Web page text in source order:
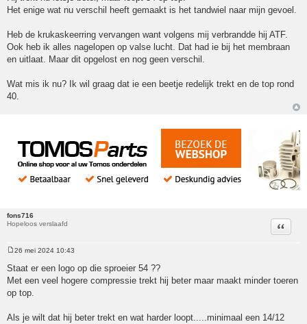
Het enige wat nu verschil heeft gemaakt is het tandwiel naar mijn gevoel.
Heb de krukaskeerring vervangen want volgens mij verbrandde hij ATF.
Ook heb ik alles nagelopen op valse lucht. Dat had ie bij het membraan
en uitlaat. Maar dit opgelost en nog geen verschil.
Wat mis ik nu? Ik wil graag dat ie een beetje redelijk trekt en de top rond
40.
fons716
Hopeloos verslaafd
Citeer
26 mei 2024 10:43
Staat er een logo op die sproeier 54 ??
Met een veel hogere compressie trekt hij beter maar maakt minder toeren
op top.
Als je wilt dat hij beter trekt en wat harder loopt.....minimaal een 14/12